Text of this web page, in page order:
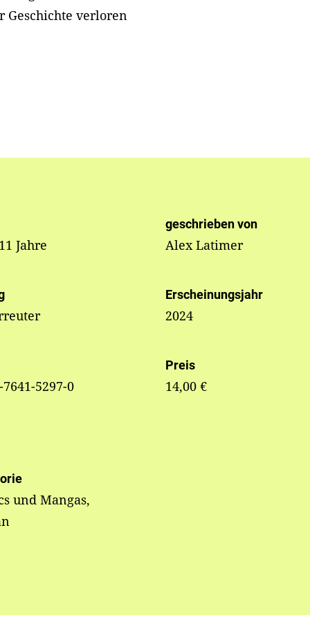
Geschichte verloren
Jahre
geschrieben von
Alex Latimer
Erscheinungsjahr
2024
7641-5297-0
Preis
14,00 €
und Mangas,